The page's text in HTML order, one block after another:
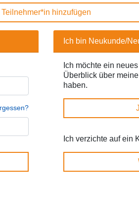
Teilnehmer*in hinzufügen
Ich bin Neukunde/
Ich möchte ein
Überblick über
haben.
Ich verzichte auf ein